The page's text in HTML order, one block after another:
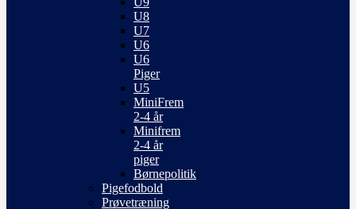
U8
U7
U6
U6
Piger
U5
MiniFrem
2-4 år
Minifrem
2-4 år
piger
Børnepolitik
Pigefodbold
Prøvetræning